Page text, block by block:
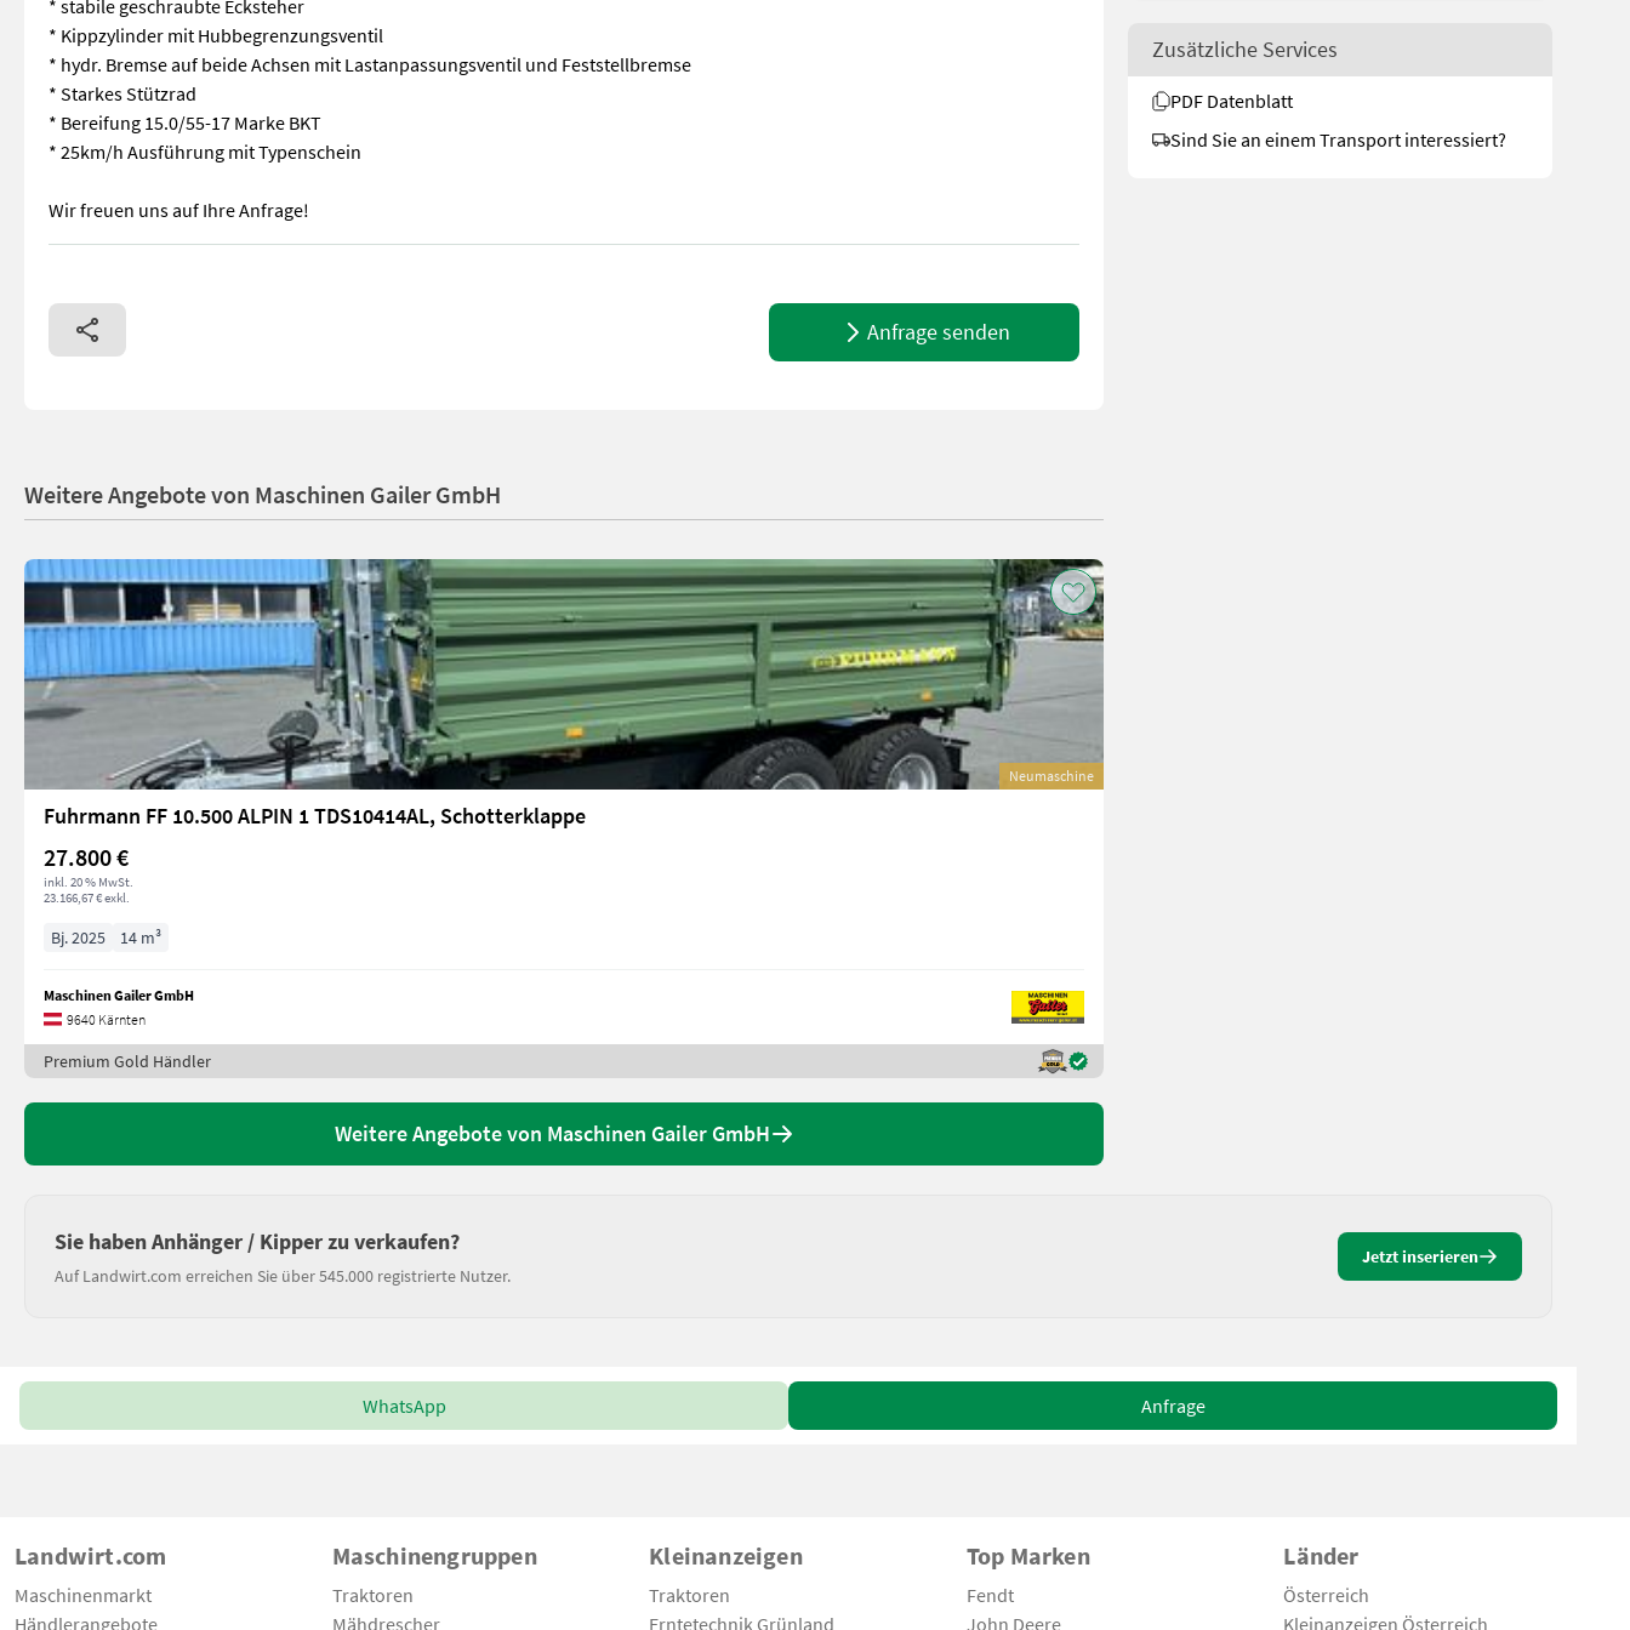
* stabile geschraubte Ecksteher
* Kippzylinder mit Hubbegrenzungsventil
* hydr. Bremse auf beide Achsen mit Lastanpassungsventil und Feststellbremse
* Starkes Stützrad
* Bereifung 15.0/55-17 Marke BKT
* 25km/h Ausführung mit Typenschein
Wir freuen uns auf Ihre Anfrage!
Neuer Tandem-3 Seiten-Kipper * Gesamtgewicht 10500kg, Nutzlast 7770kg * Plateauinnenmaße: Länge 4070mm, Breite 2150mm * Grundbordwandhöhe 600mm, Aufsatzbordwände mit
Anfrage senden
Zusätzliche Services
PDF Datenblatt
Sind Sie an einem Transport interessiert?
Weitere Angebote von Maschinen Gailer GmbH
Neumaschine
Fuhrmann FF 10.500 ALPIN 1 TDS10414AL, Schotterklappe
27.800 €
inkl. 20 % MwSt.
23.166,67 € exkl.
Bj. 2025 14 m³
Maschinen Gailer GmbH
9640 Kärnten
Premium Gold Händler
Weitere Angebote von Maschinen Gailer GmbH
Sie haben Anhänger / Kipper zu verkaufen?
Auf Landwirt.com erreichen Sie über 545.000 registrierte Nutzer.
Jetzt inserieren
WhatsApp Anfrage
Landwirt.com
Maschinenmarkt
Händlerangebote
Maschinengruppen
Traktoren
Mähdrescher
Kleinanzeigen
Traktoren
Erntetechnik Grünland
Top Marken
Fendt
John Deere
Länder
Österreich
Kleinanzeigen Österreich